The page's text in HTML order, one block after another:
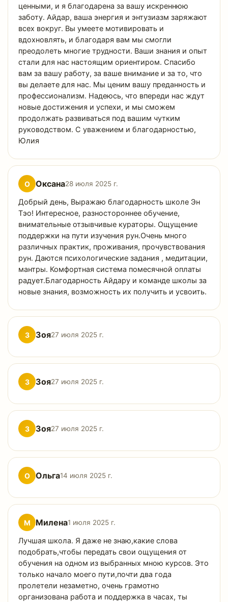
ценными, и я благодарена за вашу искреннюю
заботу. Айдар, ваша энергия и энтузиазм заряжают
всех вокруг. Вы умеете мотивировать и
вдохновлять, и благодаря вам мы смогли
преодолеть многие трудности. Ваши знания и опыт
стали для нас настоящим ориентиром. Спасибо
вам за вашу работу, за ваше внимание и за то, что
вы делаете для нас. Мы ценим вашу преданность и
профессионализм. Надеюсь, что впереди нас ждут
новые достижения и успехи, и мы сможем
продолжать развиваться под вашим чутким
руководством. С уважением и благодарностью,
Юлия
О Оксана28 июля 2025 г.
Добрый день, Выражаю благодарность школе Эн
Тэо! Интересное, разностороннее обучение,
внимательные отзывчивые кураторы. Ощущение
поддержки на пути изучения рун.Очень много
различных практик, проживания, прочувствования
рун. Даются психологические задания , медитации,
мантры. Комфортная система помесячной оплаты
радует.Благодарность Айдару и команде школы за
новые знания, возможность их получить и усвоить.
З Зоя27 июля 2025 г.
З Зоя27 июля 2025 г.
З Зоя27 июля 2025 г.
О Ольга14 июля 2025 г.
М Милена1 июля 2025 г.
Лучшая школа. Я даже не знаю,какие слова
подобрать,чтобы передать свои ощущения от
обучения на одном из выбранных мною курсов. Это
только начало моего пути,почти два года
пролетели незаметно, очень грамотно
организована работа и поддержка в часах, ты